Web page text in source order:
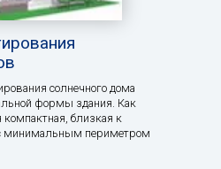
солнечного дома
формы здания. Как
близкая к
минимальным периметром